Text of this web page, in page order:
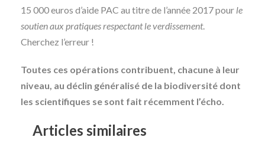
15 000 euros d’aide PAC au titre de l’année 2017 pour le
soutien aux pratiques respectant le verdissement.
Cherchez l’erreur !
Toutes ces opérations contribuent, chacune à leur
niveau, au déclin généralisé de la biodiversité dont
les scientifiques se sont fait récemment l’écho.
Articles similaires